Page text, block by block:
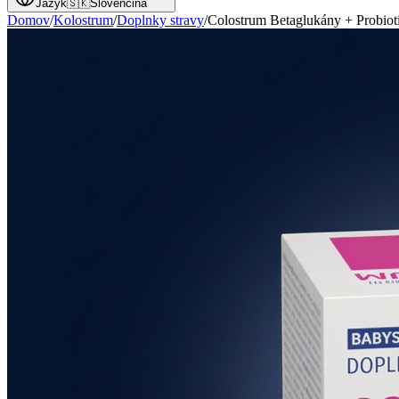
Jazyk🇸🇰Slovenčina
Domov/Kolostrum/Doplnky stravy/Colostrum Betaglukány +